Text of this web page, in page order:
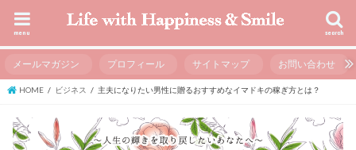
search
menu
メールマガジン プロフィール サイトマップ お問い合わせ
HOME ビジネス 主夫になりたい男性に贈るおすすめなイマドキの稼ぎ方とは？